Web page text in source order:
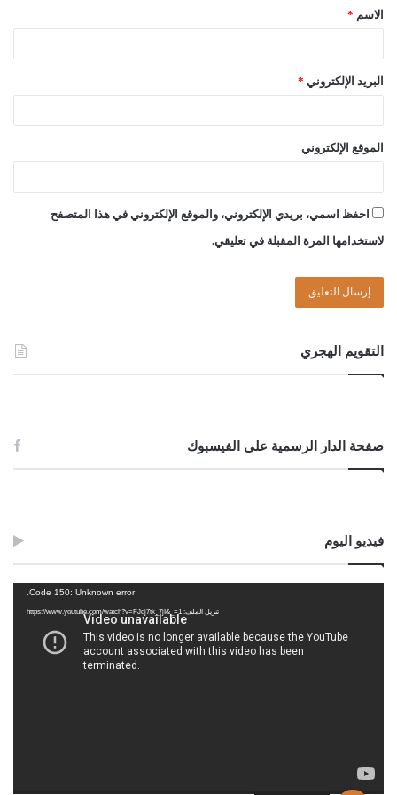
أحمد بن ميلاد قدور
حسن بن سالم الشريف
الصادق بن عبد الرحمن الغرياني
الوسوم
الاسم *
البريد الإلكتروني *
الموقع الإلكتروني
احفظ اسمي، بريدي الإلكتروني، والموقع الإلكتروني في هذا المتصفح
لاستخدامها المرة المقبلة في تعليقي.
التقويم الهجري
صفحة الدار الرسمية على الفيسبوك
فيديو اليوم
Code 150: Unknown error.
تنزيل الملف: https://www.youtube.com/watch?v=FJdj7tk_7jI&_=1